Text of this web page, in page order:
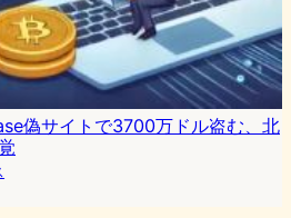
偽サイトで3700万ドル盗む、北